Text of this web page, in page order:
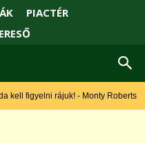
PIACTÉR
figyelni rájuk! - Monty Roberts